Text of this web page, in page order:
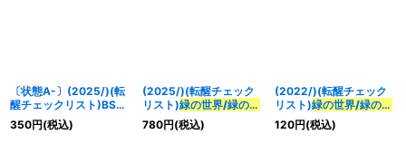
絞り込む
〔状態A-〕(2025/)(転
醒チェックリスト)BS73
チェックリスト3【-】
{BS73-5/6}《無》
350円(税込)
(2025/)(転醒チェック
リスト)緑の世界/緑の自
然神【-】{BS73-
TCP03a/BS73-
780円(税込)
(2022/)(転醒チェック
リスト)緑の世界/緑の自
然神【-】{BS53-
TX03a/BS53-TX03b}
120円(税込)